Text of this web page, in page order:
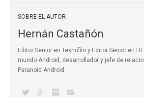
SOBRE EL AUTOR
Hernán Castañón
Editor Senior en Teknófilo y Editor Senior en
mundo Android, desarrollador y jefe de
Paranoid Android.